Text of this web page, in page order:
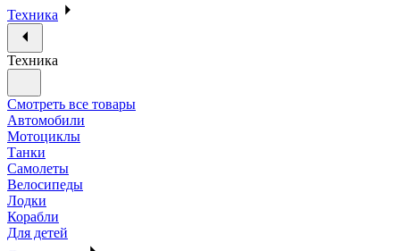
Техника
Техника
Смотреть все товары
Автомобили
Мотоциклы
Танки
Самолеты
Велосипеды
Лодки
Корабли
Для детей